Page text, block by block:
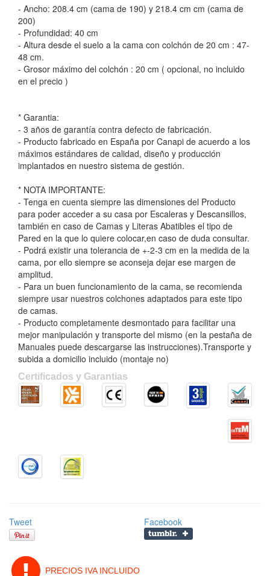
- Ancho: 208.4 cm (cama de 190) y 218.4 cm cm (cama de
200)
- Profundidad: 40 cm
- Altura desde el suelo a la cama con colchón de 20 cm : 47-
48 cm.
- Grosor máximo del colchón : 20 cm ( opcional, no incluido
en el precio )
* Garantia:
- 3 años de garantía contra defecto de fabricación.
- Producto fabricado en España por Canapi de acuerdo a los
máximos estándares de calidad, diseño y producción
implantados en nuestro sistema de gestión.
* NOTA IMPORTANTE:
- Tenga en cuenta siempre las dimensiones del Producto
para poder acceder a su casa por Escaleras y Descansillos,
también en caso de Camas y Literas Abatibles el tipo de
Pared en la que lo quiere colocar,en caso de duda consultar.
- Podrá existir una tolerancia de +-2-3 cm en la medida de la
cama, por ello siempre se aconseja dejar ese margen de
amplitud.
- Para un buen funcionamiento de la cama, se recomienda
siempre usar nuestros colchones adaptados para este tipo
de camas.
- Producto completamente desmontado para facilitar una
mejor manipulación y transporte del mismo (en la pestaña de
Manuales puede descargarse las instrucciones).Transporte y
subida a domicilio incluido (montaje no)
Certificados y Garantias
Tweet Facebook
PRECIOS IVA INCLUIDO